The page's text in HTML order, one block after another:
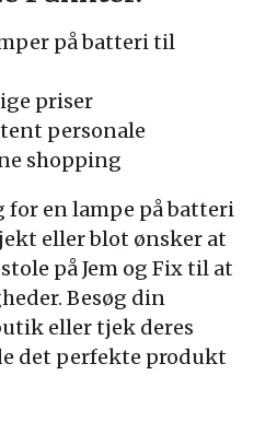
på batteri til
priser
personale
shopping
for en lampe på batteri
eller blot ønsker at
på Jem og Fix til at
Besøg din
eller tjek deres
det perfekte produkt